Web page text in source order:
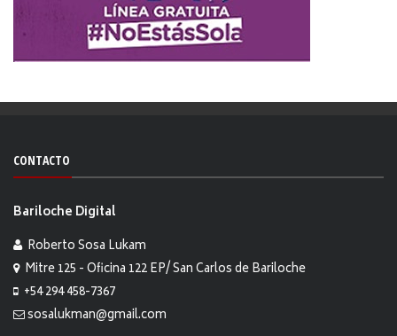
CONTACTO
Bariloche Digital
Roberto Sosa Lukam
Mitre 125 - Oficina 122 EP/ San Carlos de Bariloche
+54 294 458-7367
sosalukman@gmail.com